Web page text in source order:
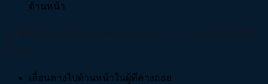
ด้านหน้า
เลื่อนคางไปด้านหน้าในผู้ที่คางถอย